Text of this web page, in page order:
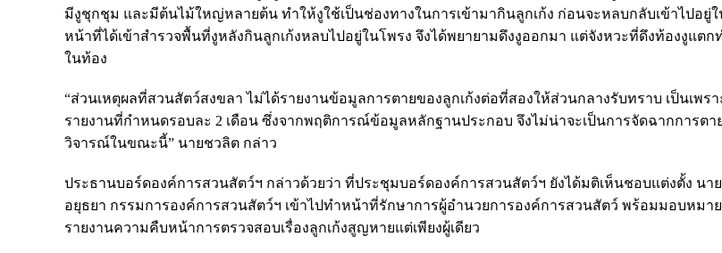
มีงูชุกชุม และมีต้นไม้ใหญ่หลายต้น ทำให้งูใช้เป็นช่องทางในการเข้ามากินลูกเก้ง ก่อนจะหลบกลับเข้าไปอยู่
หน้าที่ได้เข้าสำรวจพื้นที่งูหลังกินลูกเก้งหลบไปอยู่ในโพรง จึงได้พยายามดึงงูออกมา แต่จังหวะที่ดึงท้องงูแตก
ในท้อง
“ส่วนเหตุผลที่สวนสัตว์สงขลา ไม่ได้รายงานข้อมูลการตายของลูกเก้งต่อที่สองให้ส่วนกลางรับทราบ เป็นเพรา
รายงานที่กำหนดรอบละ 2 เดือน ซึ่งจากพฤติการณ์ข้อมูลหลักฐานประกอบ จึงไม่น่าจะเป็นการจัดฉากการต
วิจารณ์ในขณะนี้” นายชวลิต กล่าว
ประธานบอร์ดองค์การสวนสัตว์ฯ กล่าวด้วยว่า ที่ประชุมบอร์ดองค์การสวนสัตว์ฯ ยังได้มติเห็นชอบแต่งตั้ง น
อยุธยา กรรมการองค์การสวนสัตว์ฯ เข้าไปทำหน้าที่รักษาการผู้อำนวยการองค์การสวนสัตว์ พร้อมมอบหมา
รายงานความคืบหน้าการตรวจสอบเรื่องลูกเก้งสูญหายแต่เพียงผู้เดียว